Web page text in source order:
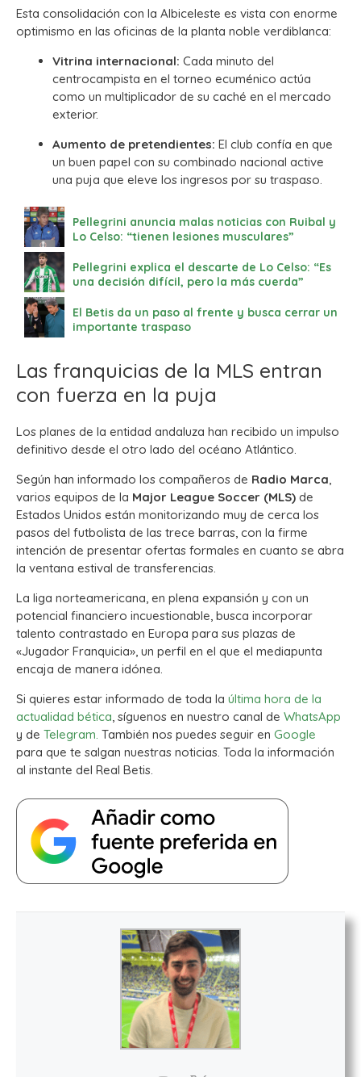
Esta consolidación con la Albiceleste es vista con enorme
optimismo en las oficinas de la planta noble verdiblanca:
Vitrina internacional: Cada minuto del
centrocampista en el torneo ecuménico actúa
como un multiplicador de su caché en el mercado
exterior.
Aumento de pretendientes: El club confía en que
un buen papel con su combinado nacional active
una puja que eleve los ingresos por su traspaso.
Pellegrini anuncia malas noticias con Ruibal y
Lo Celso: “tienen lesiones musculares”
Pellegrini explica el descarte de Lo Celso: “Es
una decisión difícil, pero la más cuerda”
El Betis da un paso al frente y busca cerrar un
importante traspaso
Las franquicias de la MLS entran
con fuerza en la puja
Los planes de la entidad andaluza han recibido un impulso
definitivo desde el otro lado del océano Atlántico.
Según han informado los compañeros de Radio Marca,
varios equipos de la Major League Soccer (MLS) de
Estados Unidos están monitorizando muy de cerca los
pasos del futbolista de las trece barras, con la firme
intención de presentar ofertas formales en cuanto se abra
la ventana estival de transferencias.
La liga norteamericana, en plena expansión y con un
potencial financiero incuestionable, busca incorporar
talento contrastado en Europa para sus plazas de
«Jugador Franquicia», un perfil en el que el mediapunta
encaja de manera idónea.
Si quieres estar informado de toda la última hora de la
actualidad bética, síguenos en nuestro canal de WhatsApp
y de Telegram. También nos puedes seguir en Google
para que te salgan nuestras noticias. Toda la información
al instante del Real Betis.